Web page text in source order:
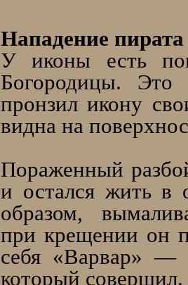
Нападение пирата
У иконы есть
Богородицы. Это
пронзил икону
видна на
Пораженный
и остался жить в
образом,
при крещении он
себя «Варвар» —
который совершил.